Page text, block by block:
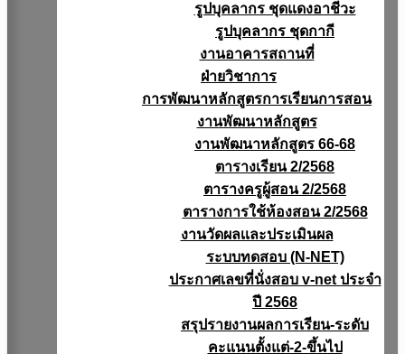
รูปบุคลากร ชุดแดงอาชีวะ
รูปบุคลากร ชุดกากี
งานอาคารสถานที่
ฝ่ายวิชาการ
การพัฒนาหลักสูตรการเรียนการสอน
งานพัฒนาหลักสูตร
งานพัฒนาหลักสูตร 66-68
ตารางเรียน 2/2568
ตารางครูผู้สอน 2/2568
ตารางการใช้ห้องสอน 2/2568
งานวัดผลเเละประเมินผล
ระบบทดสอบ (N-NET)
ประกาศเลขที่นั่งสอบ v-net ประจำ
ปี 2568
สรุปรายงานผลการเรียน-ระดับ
คะแนนตั้งแต่-2-ขึ้นไป